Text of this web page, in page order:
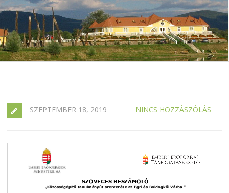
SZEPTEMBER 18, 2019 NINCS HOZZÁSZÓLÁS